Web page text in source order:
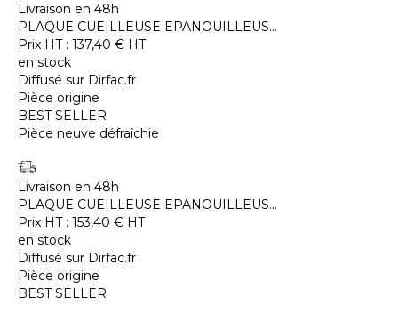
Livraison en 48h
PLAQUE CUEILLEUSE EPANOUILLEUS...
Prix HT : 137,40 € HT
en stock
Diffusé sur Dirfac.fr
Pièce origine
BEST SELLER
Pièce neuve défraîchie
Livraison en 48h
PLAQUE CUEILLEUSE EPANOUILLEUS...
Prix HT : 153,40 € HT
en stock
Diffusé sur Dirfac.fr
Pièce origine
BEST SELLER